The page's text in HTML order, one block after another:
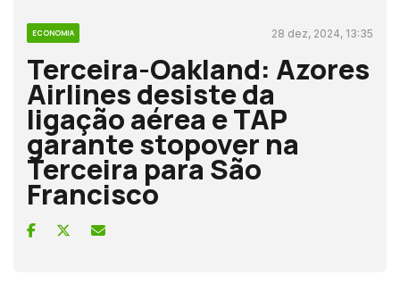
ECONOMIA 28 dez, 2024, 13:35
Terceira-Oakland: Azores
Airlines desiste da
ligação aérea e TAP
garante stopover na
Terceira para São
Francisco